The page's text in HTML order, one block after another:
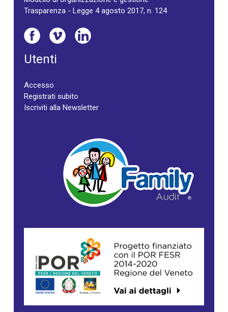
Trasparenza - Legge 4 agosto 2017, n. 124
Utenti
Accesso
Registrati subito
Iscriviti alla Newsletter